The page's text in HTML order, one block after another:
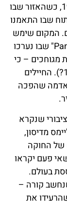
הסיפור מתחיל אי שם בתחילת המאה ה-19, כשהאזור שבו
שבו התאמנו
המקום שימש
כמגרש אימונים צבאי בשם "Parade Ground" שבו נערכו
מגוחכים – כי
נו באמת, מי מתאמן עם חרבות במאה ה-19?). החיילים
אדמה שהפכה
ציבורי שנקרא
מדיסון,
של החוקה
פעם יקראו
בעולם.
קורה –
את